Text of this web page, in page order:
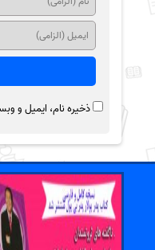
ذخیره نام، ایمیل و